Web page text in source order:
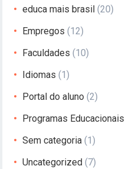
educa mais brasil (20)
Empregos (12)
Faculdades (10)
Idiomas (1)
Portal do aluno (2)
Programas Educacionais
Sem categoria (1)
Uncategorized (7)